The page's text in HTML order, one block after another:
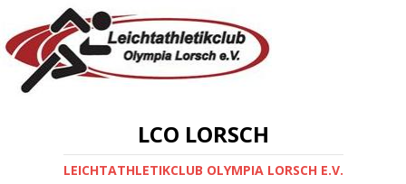
LCO LORSCH
LEICHTATHLETIKCLUB OLYMPIA LORSCH E.V.